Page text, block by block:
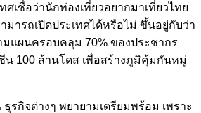
ศเชื่อว่านักท่องเที่ยวอยากมาเที่ยวไทย
มารถเปิดประเทศได้หรือไม่ ขึ้นอยู่กับว่า
แผนครอบคลุม 70% ของประชากร
น 100 ล้านโดส เพื่อสร้างภูมิคุ้มกันหมู่
รกิจต่างๆ พยายามเตรียมพร้อม เพราะ